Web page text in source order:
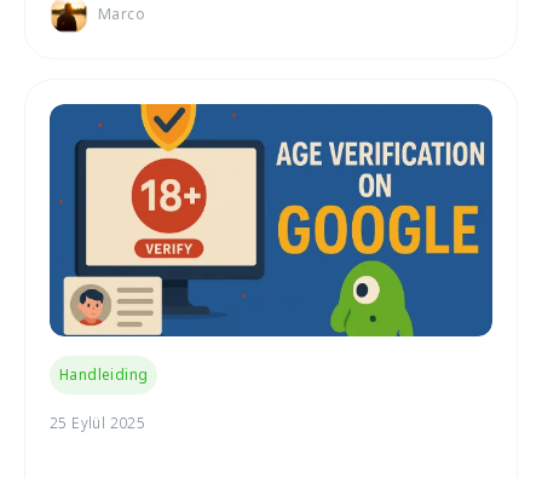
Marco
Handleiding
25 Eylül 2025